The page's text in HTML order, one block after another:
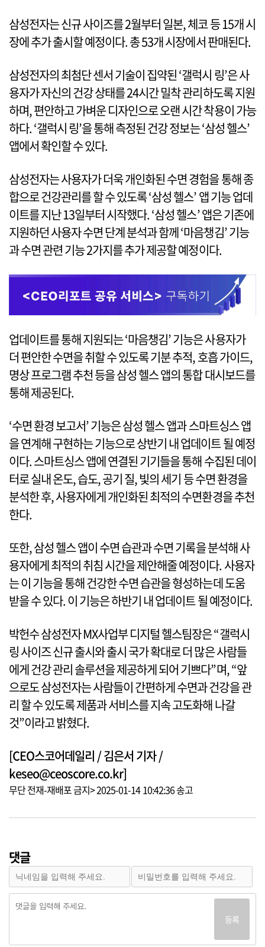
삼성전자는 신규 사이즈를 2월부터 일본, 체코 등 15개 시
장에 추가 출시할 예정이다. 총 53개 시장에서 판매된다.
삼성전자의 최첨단 센서 기술이 집약된 ‘갤럭시 링’은 사
용자가 자신의 건강 상태를 24시간 밀착 관리하도록 지원
하며, 편안하고 가벼운 디자인으로 오랜 시간 착용이 가능
하다. ‘갤럭시 링’을 통해 측정된 건강 정보는 ‘삼성 헬스’
앱에서 확인할 수 있다.
삼성전자는 사용자가 더욱 개인화된 수면 경험을 통해 종
합으로 건강관리를 할 수 있도록 ‘삼성 헬스’ 앱 기능 업데
이트를 지난 13일부터 시작했다. ‘삼성 헬스’ 앱은 기존에
지원하던 사용자 수면 단계 분석과 함께 ‘마음챙김’ 기능
과 수면 관련 기능 2가지를 추가 제공할 예정이다.
업데이트를 통해 지원되는 ‘마음챙김’ 기능은 사용자가
더 편안한 수면을 취할 수 있도록 기분 추적, 호흡 가이드,
명상 프로그램 추천 등을 삼성 헬스 앱의 통합 대시보드를
통해 제공된다.
‘수면 환경 보고서’ 기능은 삼성 헬스 앱과 스마트싱스 앱
을 연계해 구현하는 기능으로 상반기 내 업데이트 될 예정
이다. 스마트싱스 앱에 연결된 기기들을 통해 수집된 데이
터로 실내 온도, 습도, 공기 질, 빛의 세기 등 수면 환경을
분석한 후, 사용자에게 개인화된 최적의 수면환경을 추천
한다.
또한, 삼성 헬스 앱이 수면 습관과 수면 기록을 분석해 사
용자에게 최적의 취침 시간을 제안해줄 예정이다. 사용자
는 이 기능을 통해 건강한 수면 습관을 형성하는데 도움
받을 수 있다. 이 기능은 하반기 내 업데이트 될 예정이다.
박헌수 삼성전자 MX사업부 디지털 헬스팀장은 “갤럭시
링 사이즈 신규 출시와 출시 국가 확대로 더 많은 사람들
에게 건강 관리 솔루션을 제공하게 되어 기쁘다”며, “앞
으로도 삼성전자는 사람들이 간편하게 수면과 건강을 관
리 할 수 있도록 제품과 서비스를 지속 고도화해 나갈
것”이라고 밝혔다.
[CEO스코어데일리 / 김은서 기자 /
keseo@ceoscore.co.kr]
무단 전재-재배포 금지> 2025-01-14 10:42:36 송고
댓글
등록